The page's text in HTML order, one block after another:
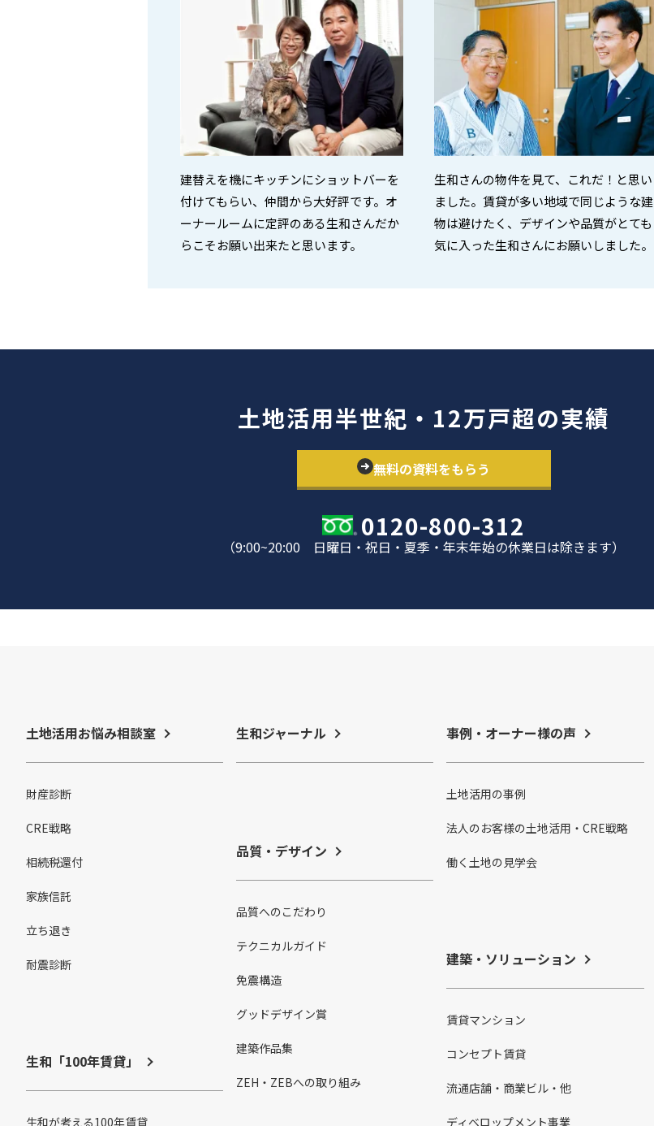
建替えを機にキッチンにショットバーを
付けてもらい、仲間から大好評です。オ
ーナールームに定評のある生和さんだか
らこそお願い出来たと思います。
生和さんの物件を見て、これだ！と思い
ました。賃貸が多い地域で同じような建
物は避けたく、デザインや品質がとても
気に入った生和さんにお願いしました。
土地活用半世紀・12万戸超の実績
無料の資料をもらう
0120-800-312
（9:00~20:00 日曜日・祝日・夏季・年末年始の休業日は除きます）
土地活用お悩み相談室
財産診断
CRE戦略
相続税還付
家族信託
立ち退き
耐震診断
生和「100年賃貸」
生和が考える100年賃貸
生和ジャーナル
品質・デザイン
品質へのこだわり
テクニカルガイド
免震構造
グッドデザイン賞
建築作品集
ZEH・ZEBへの取り組み
事例・オーナー様の声
土地活用の事例
法人のお客様の土地活用・CRE戦略
働く土地の見学会
建築・ソリューション
賃貸マンション
コンセプト賃貸
流通店舗・商業ビル・他
ディベロップメント事業